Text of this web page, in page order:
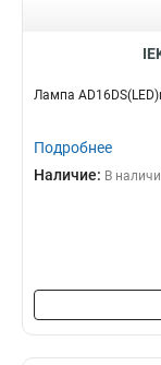
Лампа
Подробнее
Наличие: В